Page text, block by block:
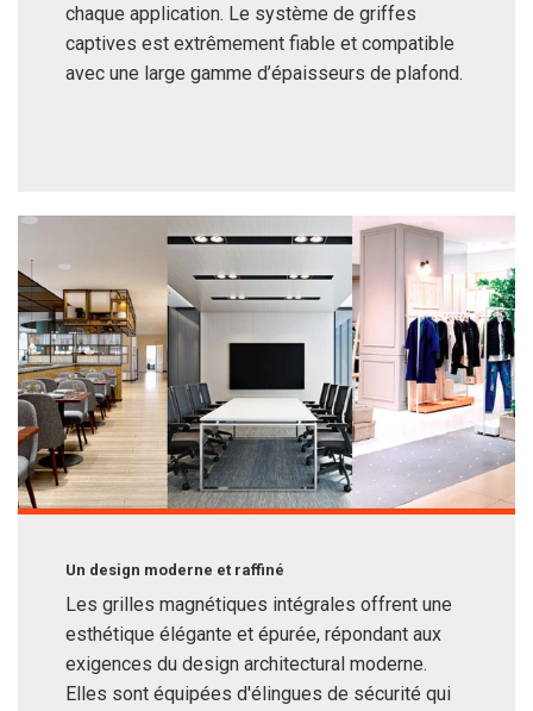
chaque application. Le système de griffes
captives est extrêmement fiable et compatible
avec une large gamme d’épaisseurs de plafond.
Un design moderne et raffiné
Les grilles magnétiques intégrales offrent une
esthétique élégante et épurée, répondant aux
exigences du design architectural moderne.
Elles sont équipées d'élingues de sécurité qui